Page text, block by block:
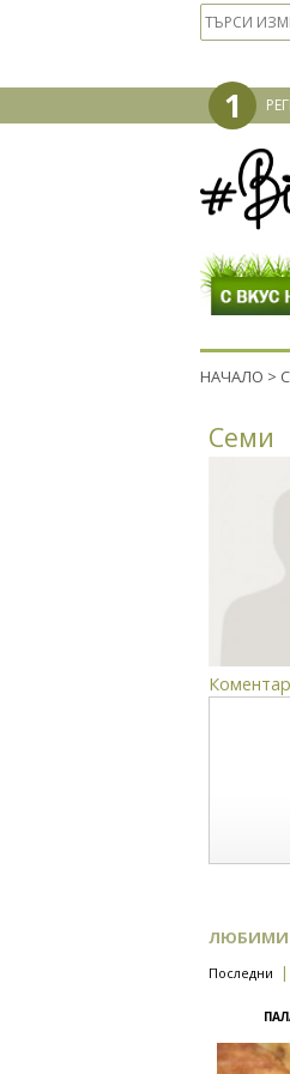
1
НАЧАЛО >
Семи
ЛЮБИМИ
Последни |